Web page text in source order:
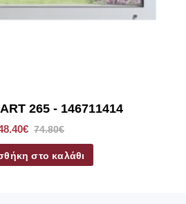
265 - 146711414
74.80€
στο καλάθι